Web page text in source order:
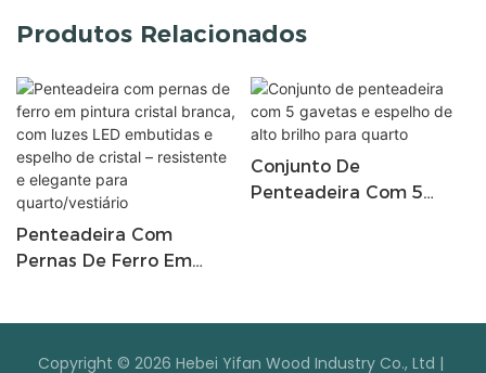
Produtos Relacionados
Penteadeira Com
Pernas De Ferro Em
Cristal – Resistente E
Conjunto De
Penteadeira Com 5
Copyright © 2026 Hebei Yifan Wood Industry Co., Ltd |